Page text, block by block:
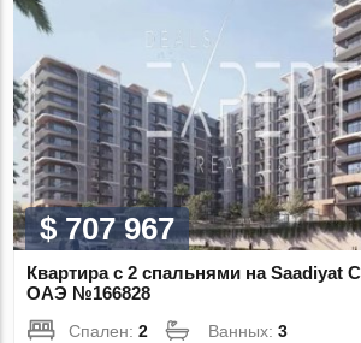
$ 707 967
Квартира с 2 спальнями на Saadiyat
ОАЭ №166828
Спален:2 Ванных:3